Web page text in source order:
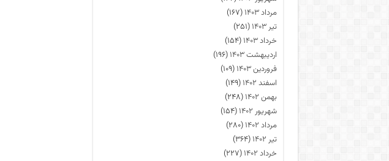
مرداد ۱۴۰۳
(۱۶۷)
تیر ۱۴۰۳
(۲۵۱)
خرداد ۱۴۰۳
(۱۵۴)
اردیبهشت ۱۴۰۳
(۱۹۶)
فروردین ۱۴۰۳
(۱۰۹)
اسفند ۱۴۰۲
(۱۴۹)
بهمن ۱۴۰۲
(۲۴۸)
شهریور ۱۴۰۲
(۱۵۴)
مرداد ۱۴۰۲
(۲۸۰)
تیر ۱۴۰۲
(۳۶۴)
خرداد ۱۴۰۲
(۲۲۷)